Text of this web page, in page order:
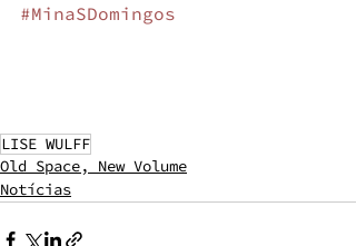
#MinaSDomingos
LISE WULFF
Old Space, New Volume
Notícias